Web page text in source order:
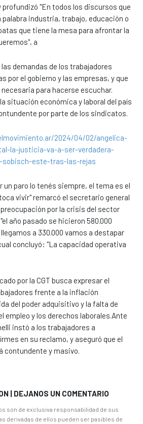
profundizó "En todos los discursos que
industria, trabajo, educación o
que tiene la mesa para afrontar la
a
demandas de los trabajadores
por el gobierno y las empresas, y que
para hacerse escuchar.
situación económica y laboral del país
por parte de los sindicatos.
2024/04/02/angelica-
la-justicia-va-a-ser-verdadera-
sobisch-este-tras-las-rejas
un paro lo tenés siempre, el tema es el
vivir" remarcó el secretario general
por la crisis del sector
año pasado se hicieron 580.000
a 330.000 vamos a destapar
concluyó: "La capacidad operativa
por la CGT busca expresar el
frente a la inflación
del poder adquisitivo y la falta de
empleo y los derechos laborales.Ante
instó a los trabajadores a
en su reclamo, y aseguró que el
contundente y masivo.
| DEJANOS UN COMENTARIO
son de exclusiva responsabilidad de sus
derivadas de ellos pueden ser pasibles de